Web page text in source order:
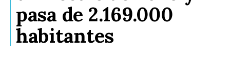
pasa de 2.169.000
habitantes